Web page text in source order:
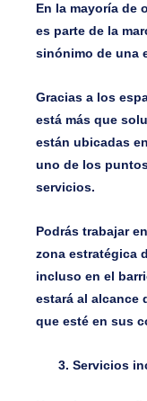
En la mayoría de
es parte de la
sinónimo de una
Gracias a los
está más que
están ubicadas
uno de los
servicios.
Podrás trabajar
zona estratégica
incluso en el
estará al alcance
que esté en sus
Servicios